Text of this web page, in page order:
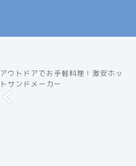
アウトドア
アウトドアでお手軽料理！激安ホッ
トサンドメーカー